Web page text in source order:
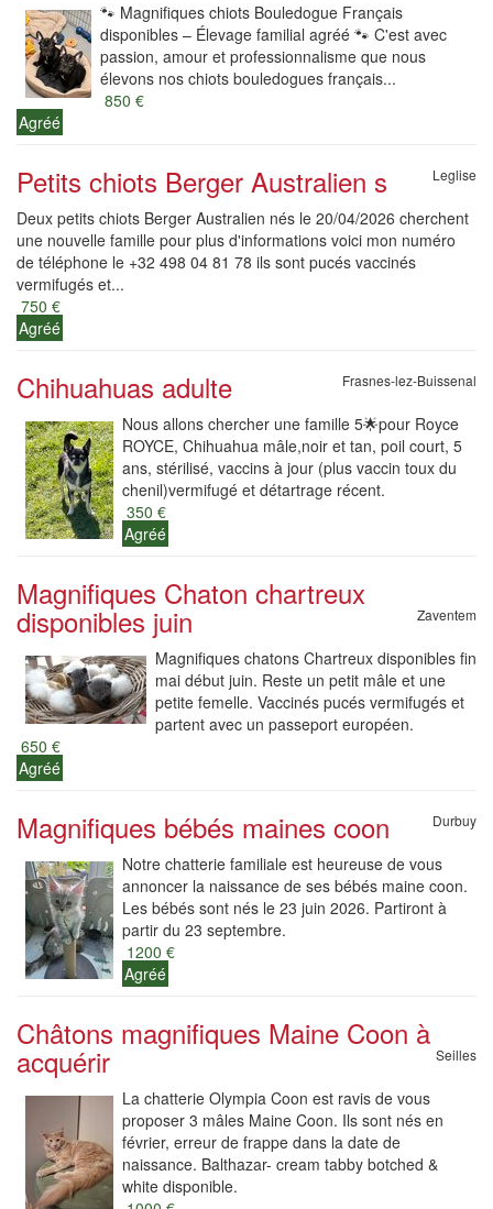
🐾 Magnifiques chiots Bouledogue Français
disponibles – Élevage familial agréé 🐾 C'est avec
passion, amour et professionnalisme que nous
élevons nos chiots bouledogues français...
850 €
Agréé
Petits chiots Berger Australien s Leglise
Deux petits chiots Berger Australien nés le 20/04/2026 cherchent
une nouvelle famille pour plus d'informations voici mon numéro
de téléphone le +32 498 04 81 78 ils sont pucés vaccinés
vermifugés et...
750 €
Agréé
Chihuahuas adulte Frasnes-lez-Buissenal
Nous allons chercher une famille 5🌟pour Royce
ROYCE, Chihuahua mâle,noir et tan, poil court, 5
ans, stérilisé, vaccins à jour (plus vaccin toux du
chenil)vermifugé et détartrage récent.
350 €
Agréé
Magnifiques Chaton chartreux
disponibles juin Zaventem
Magnifiques chatons Chartreux disponibles fin
mai début juin. Reste un petit mâle et une
petite femelle. Vaccinés pucés vermifugés et
partent avec un passeport européen.
650 €
Agréé
Magnifiques bébés maines coon Durbuy
Notre chatterie familiale est heureuse de vous
annoncer la naissance de ses bébés maine coon.
Les bébés sont nés le 23 juin 2026. Partiront à
partir du 23 septembre.
1200 €
Agréé
Châtons magnifiques Maine Coon à
acquérir Seilles
La chatterie Olympia Coon est ravis de vous
proposer 3 mâles Maine Coon. Ils sont nés en
février, erreur de frappe dans la date de
naissance. Balthazar- cream tabby botched &
white disponible.